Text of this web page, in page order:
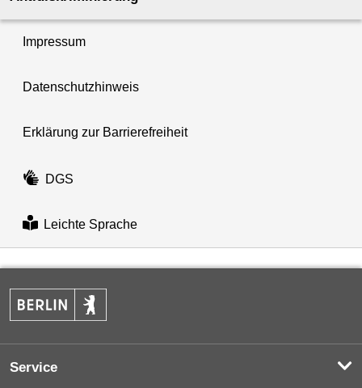
Impressum
Datenschutzhinweis
Erklärung zur Barrierefreiheit
DGS
Leichte Sprache
Service